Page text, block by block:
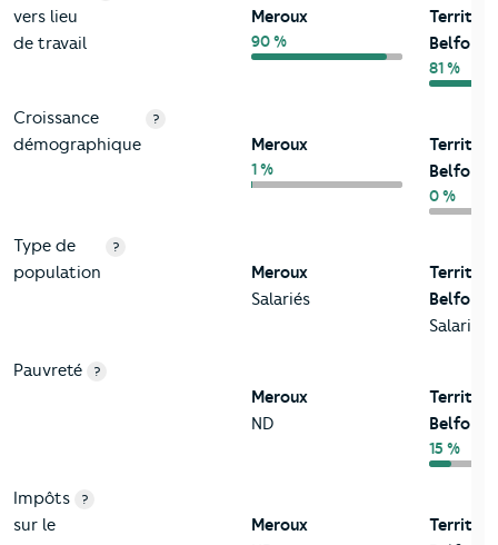
vers lieu
de travail
Meroux
90 %
Belfort
81 %
Croissance
démographique
?
Meroux
1 %
Belfort
0 %
Type de
population
?
Meroux
Salariés
Belfort
Salariés
Pauvreté ?
Meroux
ND
Belfort
15 %
Impôts
sur le
?
Meroux